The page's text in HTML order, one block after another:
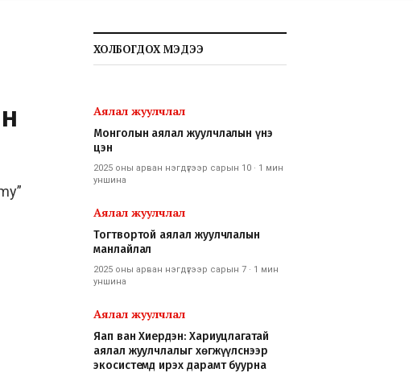
ХОЛБОГДОХ МЭДЭЭ
Аялал жуулчлал
Монголын аялал жуулчлалын үнэ
цэн
2025 оны арван нэгдүгээр сарын 10 · 1 мин
уншина
Аялал жуулчлал
Тогтвортой аялал жуулчлалын
манлайлал
2025 оны арван нэгдүгээр сарын 7 · 1 мин
уншина
Аялал жуулчлал
Яап ван Хиердэн: Хариуцлагатай
аялал жуулчлалыг хөгжүүлснээр
экосистемд ирэх дарамт буурна